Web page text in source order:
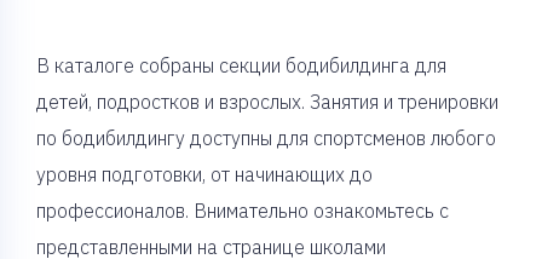
В каталоге собраны секции бодибилдинга для
детей, подростков и взрослых. Занятия и тренировки
по бодибилдингу доступны для спортсменов любого
уровня подготовки, от начинающих до
профессионалов. Внимательно ознакомьтесь с
представленными на странице школами